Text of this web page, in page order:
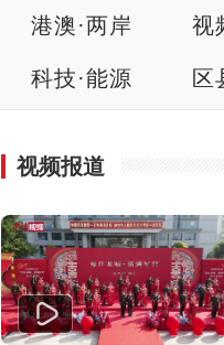
港澳·两岸 视
科技·能源 区
视频报道